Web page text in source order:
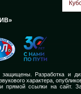
защищены. Разработка и
характера,
прямой ссылки на сайт.